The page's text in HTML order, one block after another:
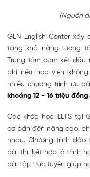
(Nguồn
GLN English Center xây
tăng khả năng tương
Trung tâm cam kết
phí nếu học viên
nhiều chương trình ưu
khoảng 12 - 16 triệu
Các khóa học IELTS tại
cơ bản đến nâng cao,
nhau. Chương trình
bài thi, kết hợp lộ trình
bài tập trực tuyến giúp